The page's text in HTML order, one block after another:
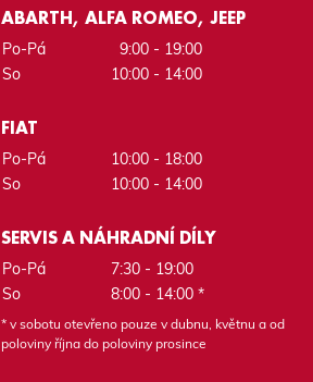
ABARTH, ALFA ROMEO, JEEP
Po-Pá
9:00 - 19:00
So
10:00 - 14:00
FIAT
Po-Pá
10:00 - 18:00
So
10:00 - 14:00
SERVIS A NÁHRADNÍ DÍLY
Po-Pá
7:30 - 19:00
So
8:00 - 14:00 *
* v sobotu otevřeno pouze v dubnu, květnu a od
poloviny října do poloviny prosince